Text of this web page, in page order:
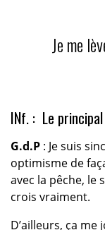
Je me
INf. : Le
G.d.P: Je suis
optimisme de
avec la pêche, le
crois vraiment.
D’ailleurs, ça